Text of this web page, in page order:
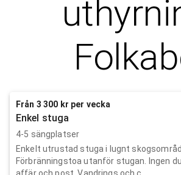
Från 3 300 kr per vecka
Enkel stuga
4-5 sängplatser
Enkelt utrustad stuga i lugnt
Förbränningstoa utanför stugan. Ingen
affär och post. Vandrings och c...